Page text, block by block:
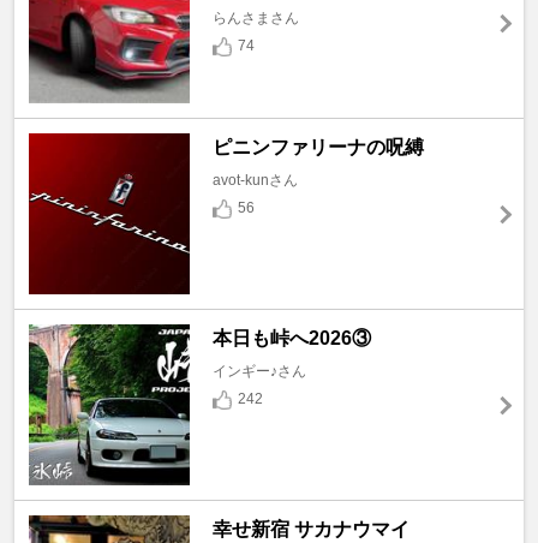
らんさまさん
74
ピニンファリーナの呪縛
avot-kunさん
56
本日も峠へ2026③
インギー♪さん
242
幸せ新宿 サカナウマイ